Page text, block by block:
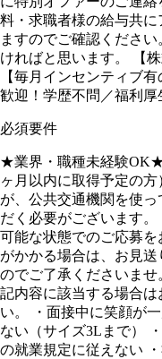
料・求職者様の給与共
ますのでご確認くださ
ければと思います。 【
【毎月インセンティブ
歓迎！学歴不問／福利
必須要件
★業界・職種未経験OK★
ヶ月以内に取得予定の
が、公共交通機関を使
だく必要がございます
可能な状態でのご応募
がかかる場合は、お見
のでご了承くださいま
記内容に該当する場合
い。 ・面接中に笑顔が
ない（サイズ3Lまで）
の就業規定に従えない